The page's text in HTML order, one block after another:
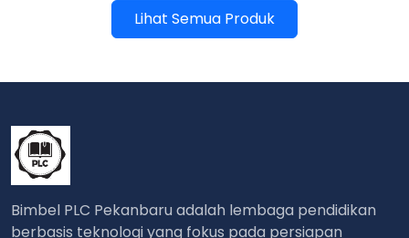
Lihat Semua Produk
Bimbel PLC Pekanbaru adalah lembaga pendidikan
berbasis teknologi yang fokus pada persiapan